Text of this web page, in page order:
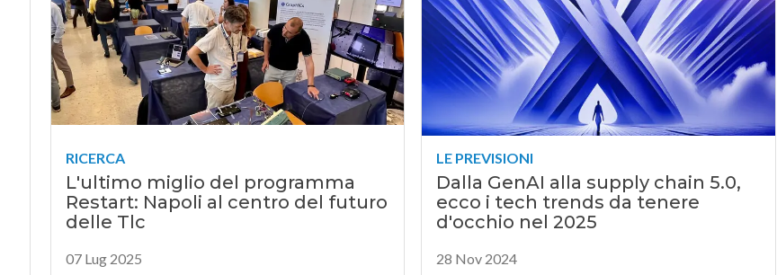
RICERCA
L'ultimo miglio del programma
Restart: Napoli al centro del futuro
delle Tlc
07 Lug 2025
LE PREVISIONI
Dalla GenAI alla supply chain 5.0,
ecco i tech trends da tenere
d'occhio nel 2025
28 Nov 2024